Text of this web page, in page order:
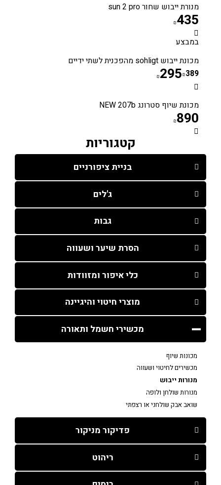
קטגוריות
בניית ציפורניים
ג'לים
גבות
הסרת שיער ושעווה
כלי איפור ומזוודות
מוצרי חיטוי והיגיינה
מכשירי חשמל ותאורה
מכונות שיוף
מכשירים לחיטוי ושעווה
מנורות ייבוש
מנורות שולחן ולופה
שואב אבק שולחני או רצפתי
פדיקור מניקור
ריהוט
מנורת ייבוש שחור sun 2 pro
₪435
במבצע
מכונת ייבוש sohligt מהפכנית לשתי ידיים
₪389
₪295
מכונת שיוף סטרונג NEW 207b
₪890